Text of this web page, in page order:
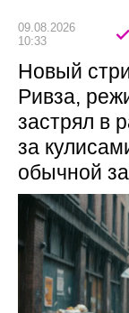
09.08.2026
10:33
Новый
Ривза,
застрял в
за
обычной